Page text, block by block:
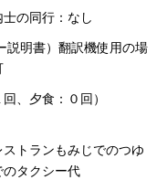
の同行：なし
説明書）翻訳機使用の場
、夕食：０回）
トランもみじでのつゆ
タクシー代